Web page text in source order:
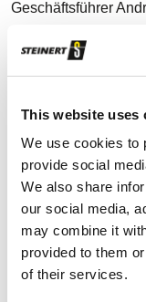
This website uses
We use cookies to
provide social
We also share
our social media,
may combine it
provided to them
of their services.
Geschäftsführer
herauszuholen“.
die Ergebnisse
Quantität erreicht
außergewöhnliche
präzise Anpassung
der MDSU. Im
enge
deren